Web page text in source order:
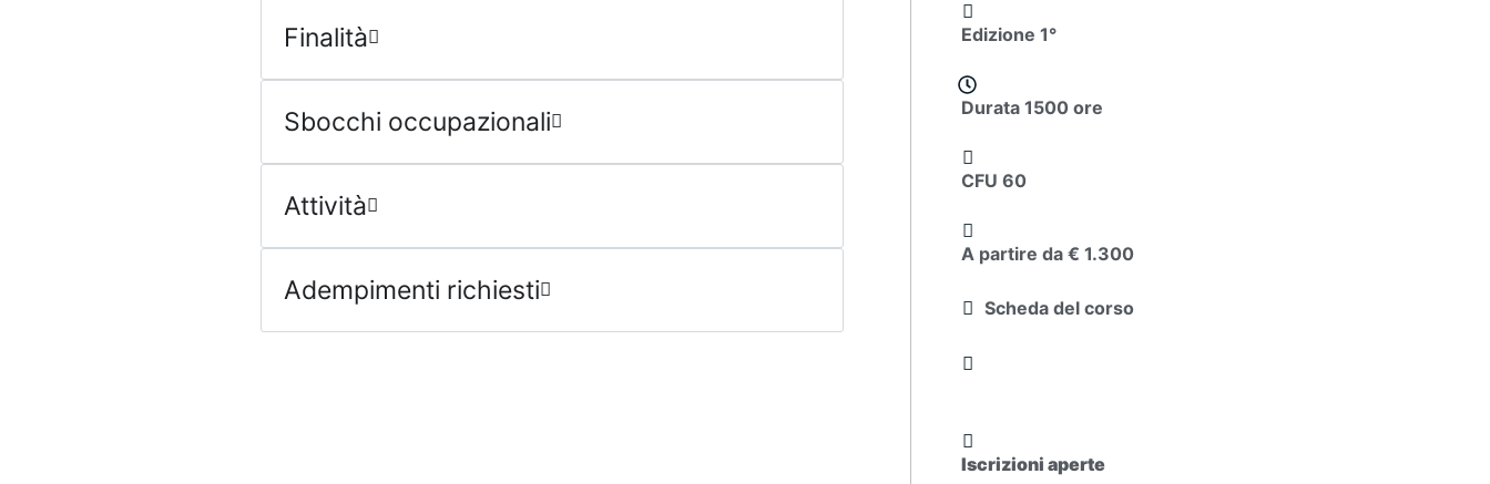
Finalità
Sbocchi occupazionali
Attività
Adempimenti richiesti
Edizione 1°
Durata 1500 ore
CFU 60
A partire da € 1.300
Scheda del corso
Iscrizioni aperte